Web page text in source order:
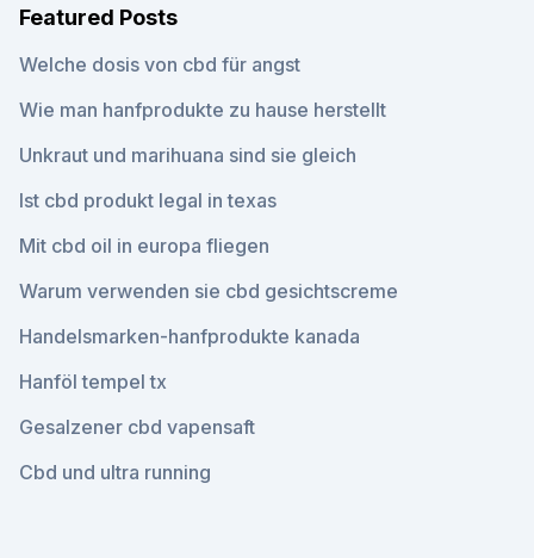
Featured Posts
Welche dosis von cbd für angst
Wie man hanfprodukte zu hause herstellt
Unkraut und marihuana sind sie gleich
Ist cbd produkt legal in texas
Mit cbd oil in europa fliegen
Warum verwenden sie cbd gesichtscreme
Handelsmarken-hanfprodukte kanada
Hanföl tempel tx
Gesalzener cbd vapensaft
Cbd und ultra running